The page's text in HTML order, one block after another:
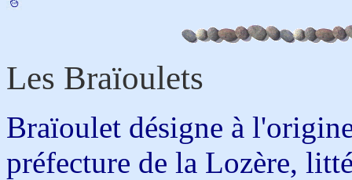
Les Braïoulets
Braïoulet désigne à
préfecture de la Lozère,